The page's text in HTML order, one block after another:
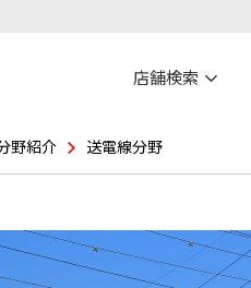
店舗検索
野紹介 送電線分野